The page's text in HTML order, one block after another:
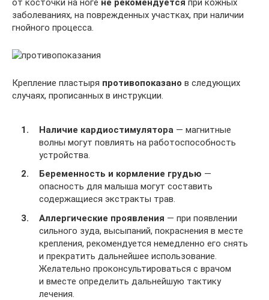
от косточки на ноге не рекомендуется при кожных
заболеваниях, на поврежденных участках, при наличии
гнойного процесса.
Крепление пластыря противопоказано в следующих
случаях, прописанных в инструкции.
Наличие кардиостимулятора — магнитные
волны могут повлиять на работоспособность
устройства.
Беременность и кормление грудью —
опасность для малыша могут составить
содержащиеся экстракты трав.
Аллергические проявления — при появлении
сильного зуда, высыпаний, покраснения в месте
крепления, рекомендуется немедленно его снять
и прекратить дальнейшее использование.
Желательно проконсультироваться с врачом
и вместе определить дальнейшую тактику
лечения.